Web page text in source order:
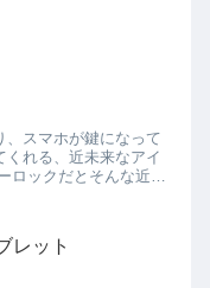
、スマホが鍵になって
れる、近未来なアイ
レット